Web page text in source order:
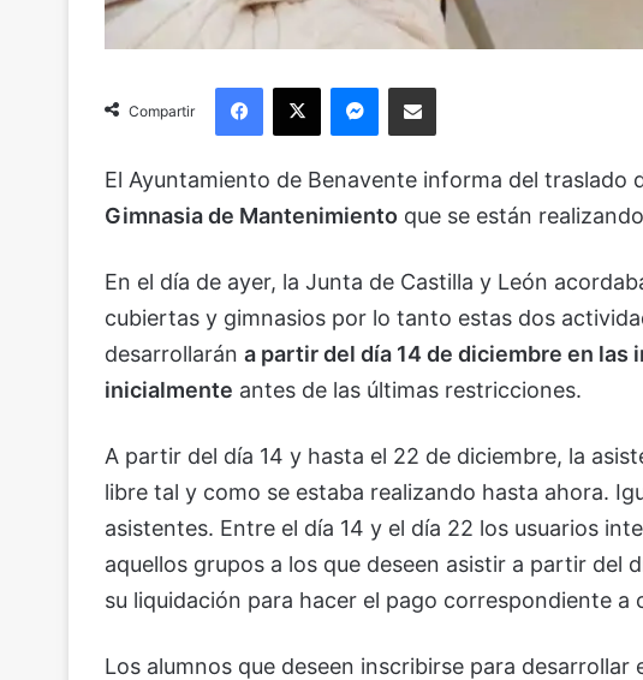
Compartir
Facebook
X Messenger
Compartir via Email
El Ayuntamiento de Benavente informa del traslado
Gimnasia de Mantenimiento que se están
En el día de ayer, la Junta de Castilla y León
cubiertas y gimnasios por lo tanto estas dos
desarrollarán a partir del día 14 de diciembre en las
inicialmente antes de las últimas restricciones.
A partir del día 14 y hasta el 22 de diciembre, la
libre tal y como se estaba realizando hasta ahora.
asistentes. Entre el día 14 y el día 22 los usuarios
aquellos grupos a los que deseen asistir a partir del
su liquidación para hacer el pago correspondiente a
Los alumnos que deseen inscribirse para